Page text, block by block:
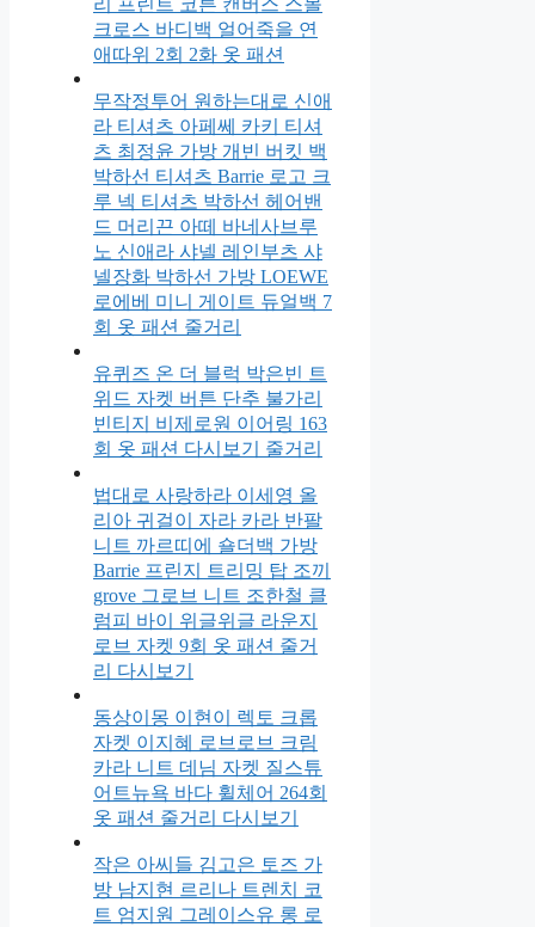
크로스 바디백 얼어죽을 연
애따위 2회 2화 옷 패션
무작정투어 원하는대로 신애
라 티셔츠 아페쎄 카키 티셔
츠 최정윤 가방 개빈 버킷 백
박하선 티셔츠 Barrie 로고 크
루 넥 티셔츠 박하선 헤어밴
드 머리끈 아떼 바네사브루
노 신애라 샤넬 레인부츠 샤
넬장화 박하선 가방 LOEWE
로에베 미니 게이트 듀얼백 7
회 옷 패션 줄거리
유퀴즈 온 더 블럭 박은빈 트
위드 자켓 버튼 단추 불가리
빈티지 비제로원 이어링 163
회 옷 패션 다시보기 줄거리
법대로 사랑하라 이세영 올
리아 귀걸이 자라 카라 반팔
니트 까르띠에 숄더백 가방
Barrie 프린지 트리밍 탑 조끼
grove 그로브 니트 조한철 클
럼피 바이 위글위글 라운지
로브 자켓 9회 옷 패션 줄거
리 다시보기
동상이몽 이현이 렉토 크롭
자켓 이지혜 로브로브 크림
카라 니트 데님 자켓 질스튜
어트뉴욕 바다 휠체어 264회
옷 패션 줄거리 다시보기
작은 아씨들 김고은 토즈 가
방 남지현 르리나 트렌치 코
트 엄지원 그레이스유 롱 로